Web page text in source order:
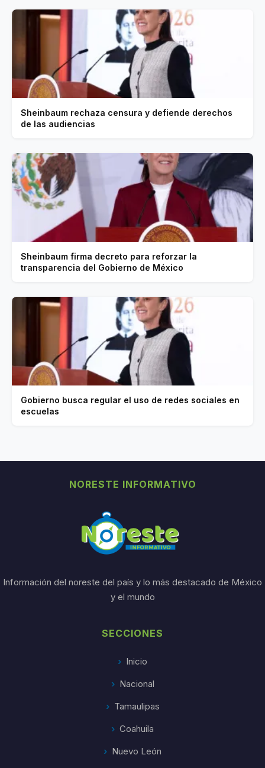
Sheinbaum rechaza censura y defiende derechos
de las audiencias
Sheinbaum firma decreto para reforzar la
transparencia del Gobierno de México
Gobierno busca regular el uso de redes sociales en
escuelas
NORESTE INFORMATIVO
Información del noreste del país y lo más destacado de México
y el mundo
SECCIONES
Inicio
Nacional
Tamaulipas
Coahuila
Nuevo León